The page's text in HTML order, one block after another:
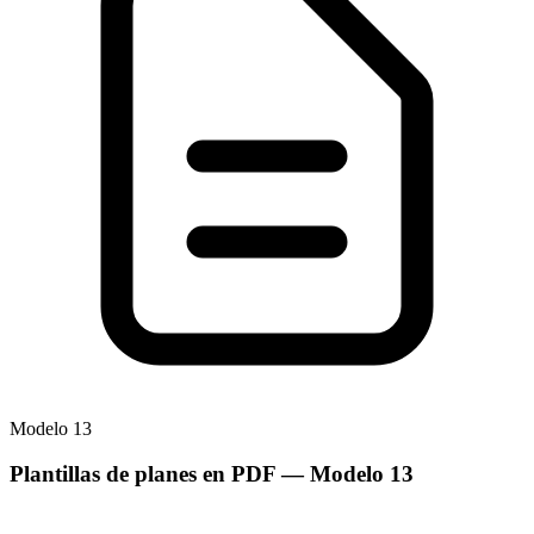
Modelo 13
Plantillas de planes en PDF— Modelo 13